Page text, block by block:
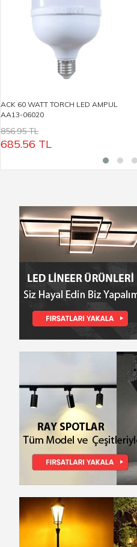
ACK 60 WATT TORCH LED AMPUL
AA13-06020
856.95 TL
685.56 TL